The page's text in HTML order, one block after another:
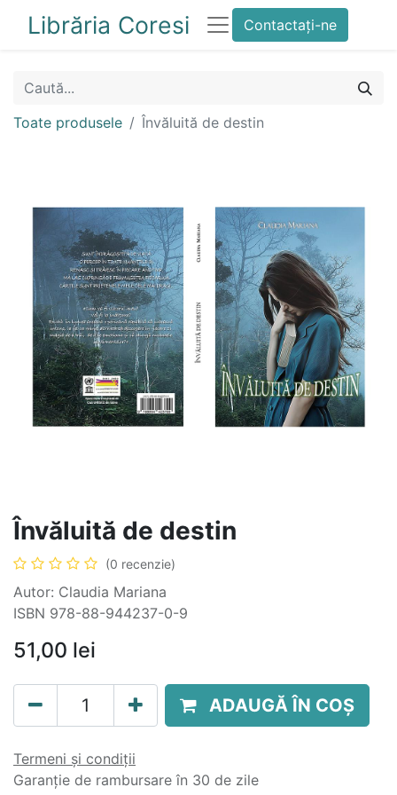
Librăria Coresi Contactați-ne
Toate produsele Învăluită de destin
Învăluită de destin
(0 recenzie)
Autor: Claudia Mariana
ISBN 978-88-944237-0-9
51,00 lei
ADAUGĂ ÎN COȘ
Termeni și condiții
Garanție de rambursare în 30 de zile